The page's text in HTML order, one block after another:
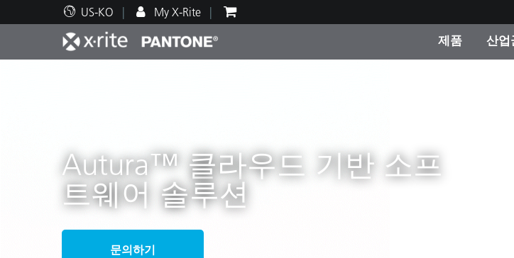
US-KO My X-Rite
제품
산업
자동차
Autura™ 클라우드 기반 소프
트웨어 솔루션
문의하기